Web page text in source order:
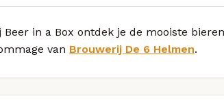
Beer in a Box ontdek je de mooiste
van Brouwerij De 6 Helmen.